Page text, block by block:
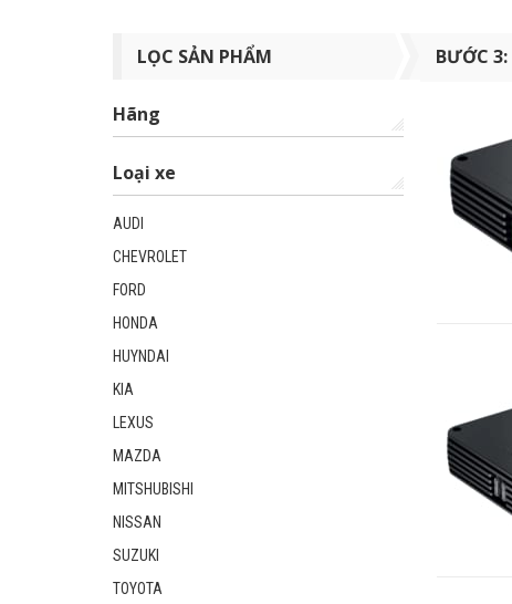
LỌC SẢN PHẨM
Hãng
Loại xe
AUDI
CHEVROLET
FORD
HONDA
HUYNDAI
KIA
LEXUS
MAZDA
MITSHUBISHI
NISSAN
SUZUKI
TOYOTA
BƯỚC 3: